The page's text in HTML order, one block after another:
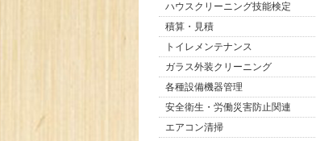
ハウスクリーニング技能検定
積算・見積
トイレメンテナンス
ガラス外装クリーニング
各種設備機器管理
安全衛生・労働災害防止関連
エアコン清掃